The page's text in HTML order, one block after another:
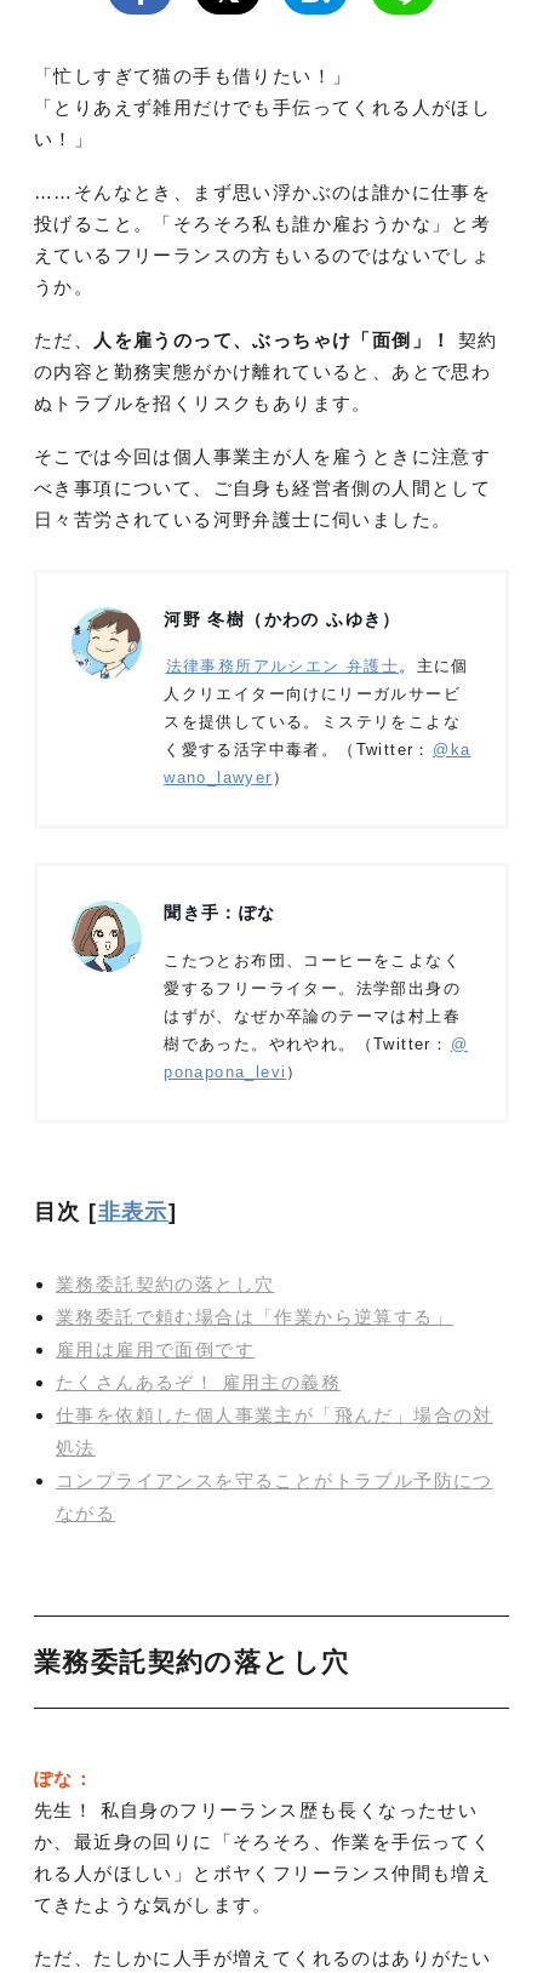
「忙しすぎて猫の手も借りたい！」
「とりあえず雑用だけでも手伝ってくれる人がほし
い！」
……そんなとき、まず思い浮かぶのは誰かに仕事を
投げること。「そろそろ私も誰か雇おうかな」と考
えているフリーランスの方もいるのではないでしょ
うか。
ただ、 人を雇うのって、ぶっちゃけ「面倒」！
契約
の内容と勤務実態がかけ離れていると、あとで思わ
ぬトラブルを招くリスクもあります。
そこでは今回は個人事業主が人を雇うときに注意す
べき事項について、ご自身も経営者側の人間として
日々苦労されている河野弁護士に伺いました。
河野 冬樹（かわの ふゆき）
法律事務所アルシエン 弁護士。主に個
人クリエイター向けにリーガルサービ
スを提供している。ミステリをこよな
く愛する活字中毒者。（Twitter： @ka
wano_lawyer ）
聞き手：ぽな
こたつとお布団、コーヒーをこよなく
愛するフリーライター。法学部出身の
はずが、なぜか卒論のテーマは村上春
樹であった。やれやれ。（Twitter： @
ponapona_levi ）
目次 [非表示]
業務委託契約の落とし穴
業務委託で頼む場合は「作業から逆算する」
雇用は雇用で面倒です
たくさんあるぞ！ 雇用主の義務
仕事を依頼した個人事業主が「飛んだ」場合の対
処法
コンプライアンスを守ることがトラブル予防につ
ながる
業務委託契約の落とし穴
ぽな：
先生！ 私自身のフリーランス歴も長くなったせい
か、最近身の回りに「そろそろ、作業を手伝ってく
れる人がほしい」とボヤくフリーランス仲間も増え
てきたような気がします。
ただ、たしかに人手が増えてくれるのはありがたい